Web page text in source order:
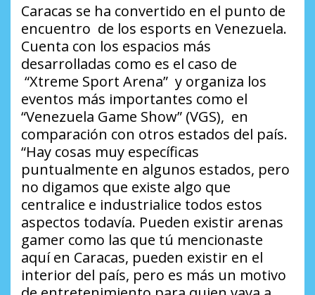
Caracas se ha convertido en el punto de
encuentro de los esports en Venezuela.
Cuenta con los espacios más
desarrolladas como es el caso de
“Xtreme Sport Arena” y organiza los
eventos más importantes como el
“Venezuela Game Show” (VGS), en
comparación con otros estados del país.
“Hay cosas muy específicas
puntualmente en algunos estados, pero
no digamos que existe algo que
centralice e industrialice todos estos
aspectos todavía. Pueden existir arenas
gamer como las que tú mencionaste
aquí en Caracas, pueden existir en el
interior del país, pero es más un motivo